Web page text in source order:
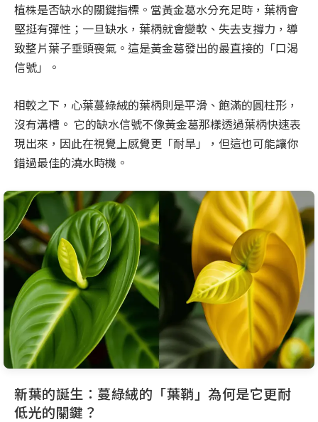
植株是否缺水的關鍵指標。當黃金葛水分充足時，葉柄會
堅挺有彈性；一旦缺水，葉柄就會變軟、失去支撐力，導
致整片葉子垂頭喪氣。這是黃金葛發出的最直接的「口渴
信號」。
相較之下，心葉蔓綠絨的葉柄則是平滑、飽滿的圓柱形，
沒有溝槽。 它的缺水信號不像黃金葛那樣透過葉柄快速表
現出來，因此在視覺上感覺更「耐旱」，但這也可能讓你
錯過最佳的澆水時機。
新葉的誕生：蔓綠絨的「葉鞘」為何是它更耐
低光的關鍵？